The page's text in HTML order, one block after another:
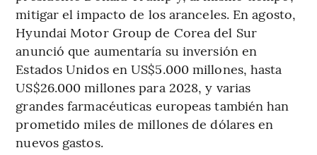
mitigar el impacto de los aranceles. En agosto,
Hyundai Motor Group de Corea del Sur
anunció que aumentaría su inversión en
Estados Unidos en US$5.000 millones, hasta
US$26.000 millones para 2028, y varias
grandes farmacéuticas europeas también han
prometido miles de millones de dólares en
nuevos gastos.